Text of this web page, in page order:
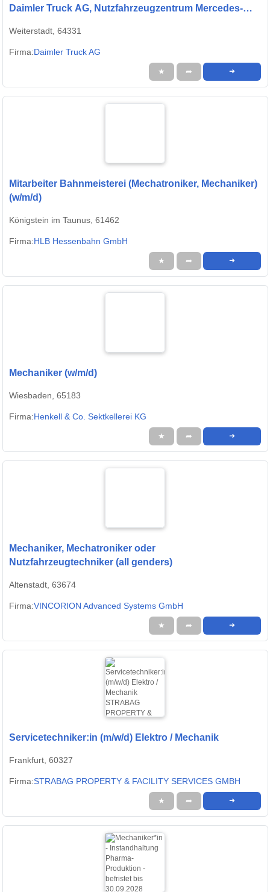
Daimler Truck AG, Nutzfahrzeugzentrum Mercedes-
Weiterstadt, 64331
Firma:Daimler Truck AG
★ ➦ ➜
Mitarbeiter Bahnmeisterei (Mechatroniker, Mechaniker)
(w/m/d)
Königstein im Taunus, 61462
Firma:HLB Hessenbahn GmbH
★ ➦ ➜
Mechaniker (w/m/d)
Wiesbaden, 65183
Firma:Henkell & Co. Sektkellerei KG
★ ➦ ➜
Mechaniker, Mechatroniker oder
Nutzfahrzeugtechniker (all genders)
Altenstadt, 63674
Firma:VINCORION Advanced Systems GmbH
★ ➦ ➜
Servicetechniker:in (m/w/d) Elektro / Mechanik
Frankfurt, 60327
Firma:STRABAG PROPERTY & FACILITY SERVICES GMBH
★ ➦ ➜